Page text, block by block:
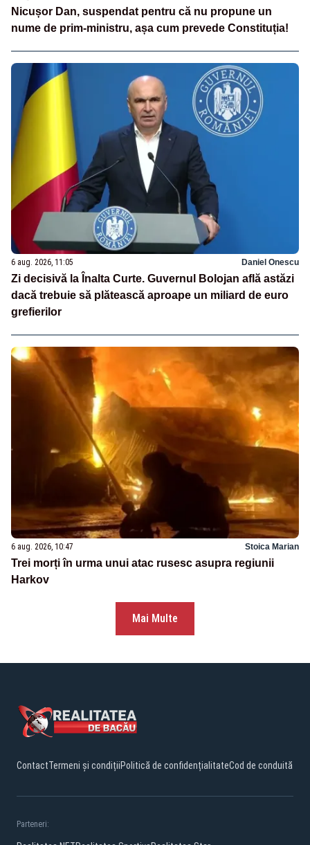
Nicușor Dan, suspendat pentru că nu propune un
nume de prim-ministru, așa cum prevede Constituția!
6 aug. 2026, 11:05 Daniel Onescu
Zi decisivă la Înalta Curte. Guvernul Bolojan află astăzi
dacă trebuie să plătească aproape un miliard de euro
grefierilor
6 aug. 2026, 10:47 Stoica Marian
Trei morți în urma unui atac rusesc asupra regiunii
Harkov
Mai Multe
ContactTermeni și condițiiPolitică de confidențialitateCod de conduită
Parteneri: